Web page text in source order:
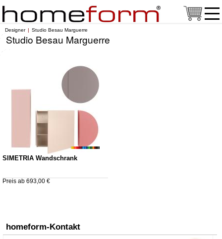
Designer Studio Besau Marguerre
Studio Besau Marguerre
SIMETRIA Wandschrank
Preis ab 693,00 €
homeform-Kontakt